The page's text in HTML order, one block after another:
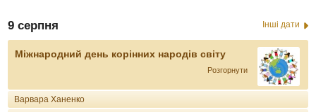
9 серпня Інші дати
Міжнародний день корінних народів світу
Розгорнути
Варвара Ханенко